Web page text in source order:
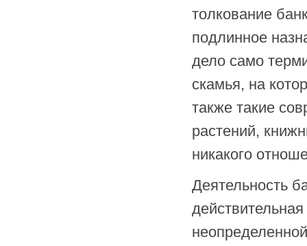
толкование
подлинное
дело само
скамья, на
также такие
растений,
никакого
Деятельность